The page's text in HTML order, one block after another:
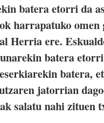
batera etorri da
harrapatuko omen
Herria ere.
batera
batera,
jatorrian
salatu nahi zituen